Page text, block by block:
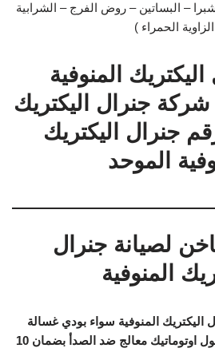
– البساتين – روض الفرج – الشرابية
الحمراء )
المنوفية
جنرال اليكتريك
جنرال اليكتريك
الموحد
لصيانة جنرال
المنوفية
اليكتريك المنوفية سواء بودي غسالة
جنرال اليكتريك المنوفية فول اوتوماتيك معالج ضد الصدأ بضمان 10